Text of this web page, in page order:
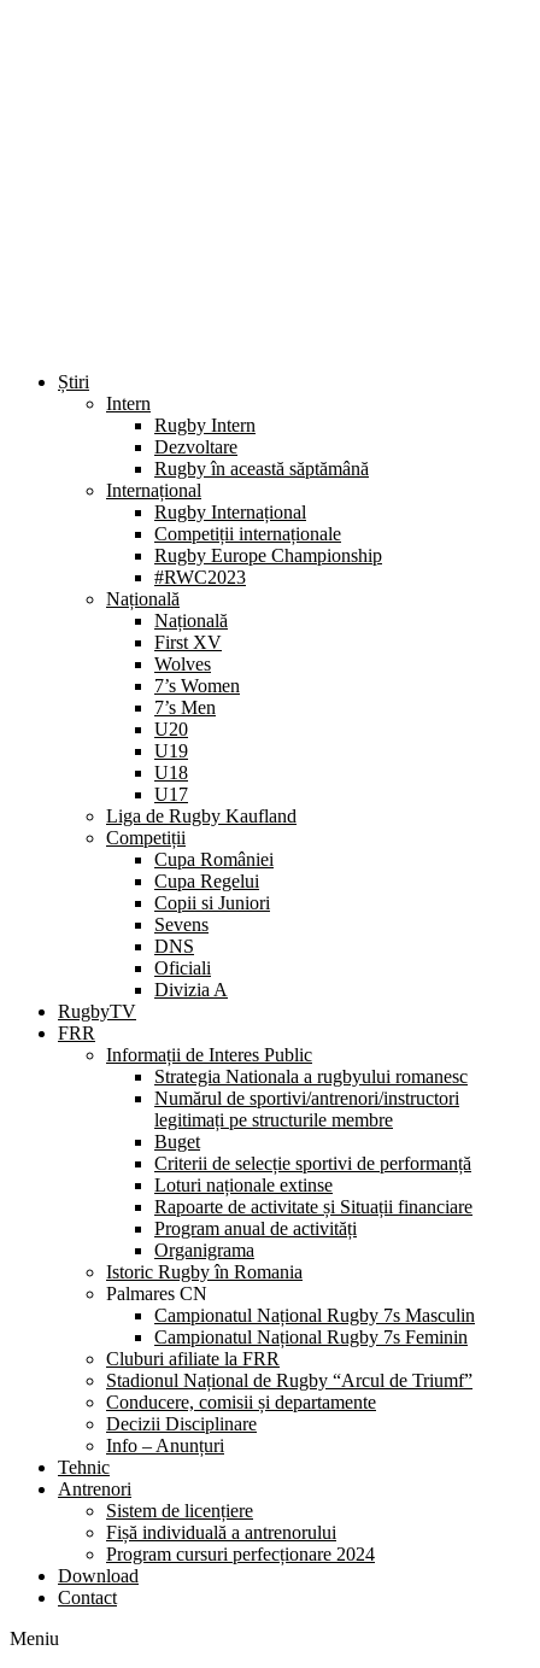
Știri
Intern
Rugby Intern
Dezvoltare
Rugby în această săptămână
Internațional
Rugby Internațional
Competiții internaționale
Rugby Europe Championship
#RWC2023
Națională
Națională
First XV
Wolves
7’s Women
7’s Men
U20
U19
U18
U17
Liga de Rugby Kaufland
Competiții
Cupa României
Cupa Regelui
Copii si Juniori
Sevens
DNS
Oficiali
Divizia A
RugbyTV
FRR
Informații de Interes Public
Strategia Nationala a rugbyului romanesc
Numărul de sportivi/antrenori/instructori
legitimați pe structurile membre
Buget
Criterii de selecție sportivi de performanță
Loturi naționale extinse
Rapoarte de activitate și Situații financiare
Program anual de activități
Organigrama
Istoric Rugby în Romania
Palmares CN
Campionatul Național Rugby 7s Masculin
Campionatul Național Rugby 7s Feminin
Cluburi afiliate la FRR
Stadionul Național de Rugby “Arcul de Triumf”
Conducere, comisii și departamente
Decizii Disciplinare
Info – Anunțuri
Tehnic
Antrenori
Sistem de licențiere
Fișă individuală a antrenorului
Program cursuri perfecționare 2024
Download
Contact
Meniu